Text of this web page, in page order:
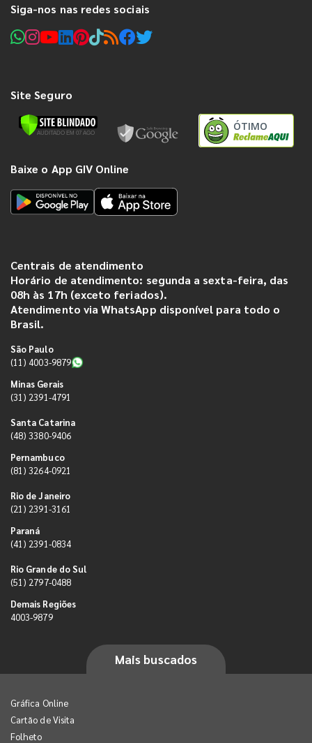
Siga-nos nas redes sociais
Site Seguro
ÓTIMO
Baixe o App GIV Online
Centrais de atendimento
Horário de atendimento: segunda a sexta-feira, das
08h às 17h (exceto feriados).
Atendimento via WhatsApp disponível para todo o
Brasil.
São Paulo
(11) 4003-9879
Minas Gerais
(31) 2391-4791
Santa Catarina
(48) 3380-9406
Pernambuco
(81) 3264-0921
Rio de Janeiro
(21) 2391-3161
Paraná
(41) 2391-0834
Rio Grande do Sul
(51) 2797-0488
Demais Regiões
4003-9879
Mais buscados
Gráfica Online
Cartão de Visita
Folheto